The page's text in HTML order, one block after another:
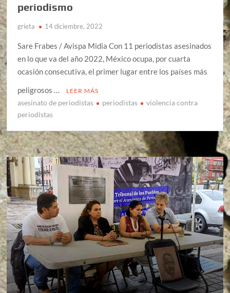
periodismo
grieta 14 diciembre, 2022
Sare Frabes / Avispa Midia Con 11 periodistas asesinados
en lo que va del año 2022, México ocupa, por cuarta
ocasión consecutiva, el primer lugar entre los países más
peligrosos …
LEER MÁS
asesinato de periodistas periodistas
violencia contra
periodistas